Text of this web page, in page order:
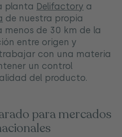
planta Delifactory a
de nuestra propia
de 30 km de la
entre origen y
con una materia
un control
del producto.
para mercados